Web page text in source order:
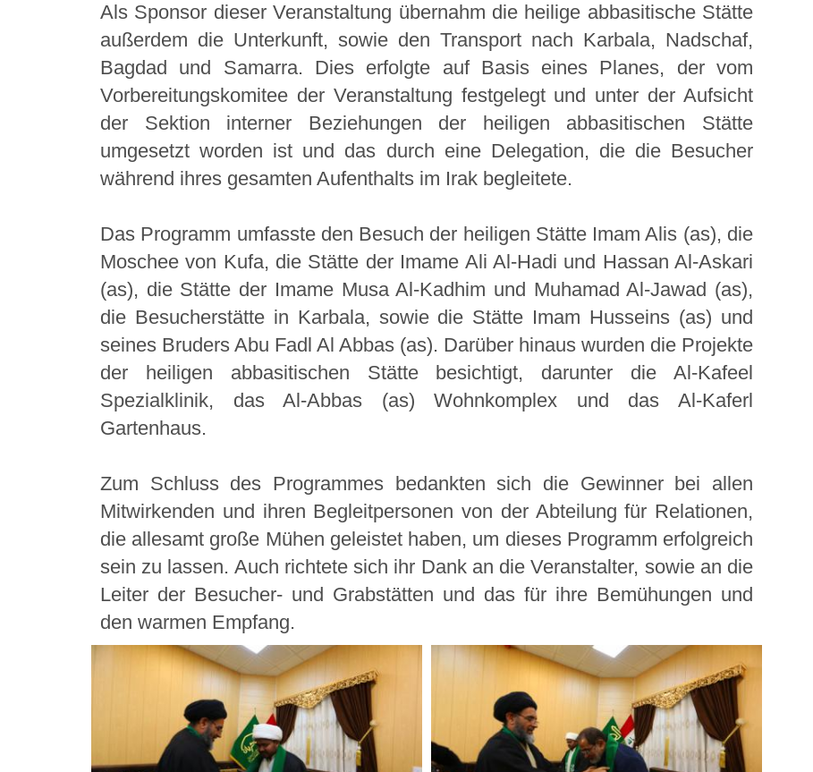
Als Sponsor dieser Veranstaltung übernahm die heilige abbasitische Stätte
außerdem die Unterkunft, sowie den Transport nach Karbala, Nadschaf,
Bagdad und Samarra. Dies erfolgte auf Basis eines Planes, der vom
Vorbereitungskomitee der Veranstaltung festgelegt und unter der Aufsicht
der Sektion interner Beziehungen der heiligen abbasitischen Stätte
umgesetzt worden ist und das durch eine Delegation, die die Besucher
während ihres gesamten Aufenthalts im Irak begleitete.
Das Programm umfasste den Besuch der heiligen Stätte Imam Alis (as), die
Moschee von Kufa, die Stätte der Imame Ali Al-Hadi und Hassan Al-Askari
(as), die Stätte der Imame Musa Al-Kadhim und Muhamad Al-Jawad (as),
die Besucherstätte in Karbala, sowie die Stätte Imam Husseins (as) und
seines Bruders Abu Fadl Al Abbas (as). Darüber hinaus wurden die Projekte
der heiligen abbasitischen Stätte besichtigt, darunter die Al-Kafeel
Spezialklinik, das Al-Abbas (as) Wohnkomplex und das Al-Kaferl
Gartenhaus.
Zum Schluss des Programmes bedankten sich die Gewinner bei allen
Mitwirkenden und ihren Begleitpersonen von der Abteilung für Relationen,
die allesamt große Mühen geleistet haben, um dieses Programm erfolgreich
sein zu lassen. Auch richtete sich ihr Dank an die Veranstalter, sowie an die
Leiter der Besucher- und Grabstätten und das für ihre Bemühungen und
den warmen Empfang.